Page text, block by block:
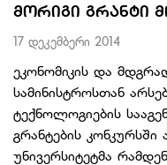
ᲛᲝᲠᲘᲒᲘ ᲒᲠᲐᲜᲢᲘ
17 დეკემბერი 2014
ეკონომიკის და
სამინისტროსთან
ტექნოლოგიების
გრანტების
უნივერსიტეტმა